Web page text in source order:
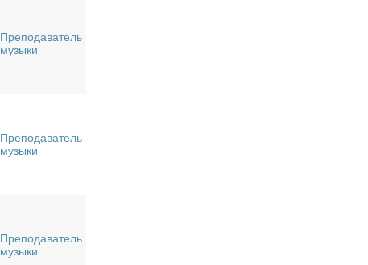
Преподаватель
музыки
Преподаватель
музыки
Преподаватель
музыки